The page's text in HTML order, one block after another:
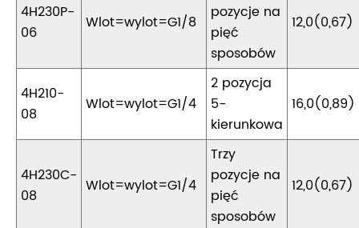
4H230P-
06
Wlot=wylot=G1/8
pozycje na
pięć
sposobów
12,0(0,67)
4H210-
08
Wlot=wylot=G1/4
2 pozycja
5-
kierunkowa
16,0(0,89)
4H230C-
08
Wlot=wylot=G1/4
Trzy
pozycje na
pięć
sposobów
12,0(0,67)